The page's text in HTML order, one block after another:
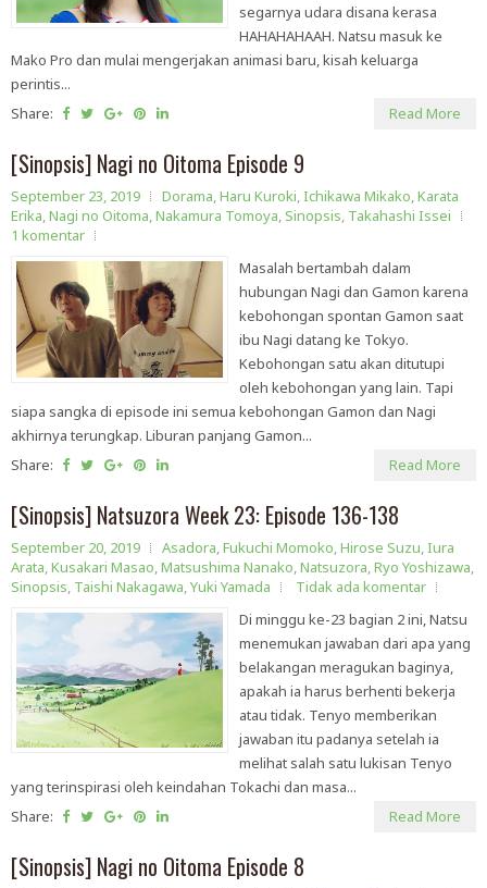
segarnya udara disana kerasa
HAHAHAHAAH. Natsu masuk ke
Mako Pro dan mulai mengerjakan animasi baru, kisah keluarga
perintis...
Share:
Read More
[Sinopsis] Nagi no Oitoma Episode 9
September 23, 2019 Dorama,Haru Kuroki,Ichikawa Mikako,Karata
Erika,Nagi no Oitoma,Nakamura Tomoya, Sinopsis, Takahashi Issei
1 komentar
Masalah bertambah dalam
hubungan Nagi dan Gamon karena
kebohongan spontan Gamon saat
ibu Nagi datang ke Tokyo.
Kebohongan satu akan ditutupi
oleh kebohongan yang lain. Tapi
siapa sangka di episode ini semua kebohongan Gamon dan Nagi
akhirnya terungkap. Liburan panjang Gamon...
Share:
Read More
[Sinopsis] Natsuzora Week 23: Episode 136-138
September 20, 2019 Asadora,Fukuchi Momoko,Hirose Suzu,Iura
Arata,Kusakari Masao,Matsushima Nanako,Natsuzora,Ryo Yoshizawa,
Sinopsis, Taishi Nakagawa,Yuki Yamada
Tidak ada komentar
Di minggu ke-23 bagian 2 ini, Natsu
menemukan jawaban dari apa yang
belakangan meragukan baginya,
apakah ia harus berhenti bekerja
atau tidak. Tenyo memberikan
jawaban itu padanya setelah ia
melihat salah satu lukisan Tenyo
yang terinspirasi oleh keindahan Tokachi dan masa...
Share:
Read More
[Sinopsis] Nagi no Oitoma Episode 8